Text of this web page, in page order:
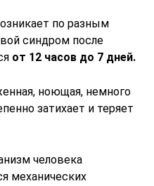
по разным
синдром после
от 12 часов до 7 дней.
ноющая, немного
затихает и теряет
человека
механических